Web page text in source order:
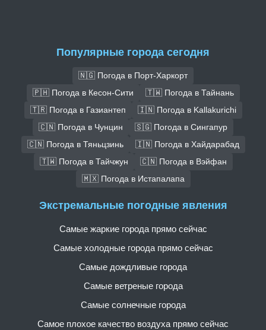
Популярные города сегодня
🇳🇬 Погода в Порт-Харкорт
🇵🇭 Погода в Кесон-Сити
🇹🇼 Погода в Тайнань
🇹🇷 Погода в Газиантеп
🇮🇳 Погода в Kallakurichi
🇨🇳 Погода в Чунцин
🇸🇬 Погода в Сингапур
🇨🇳 Погода в Тяньцзинь
🇮🇳 Погода в Хайдарабад
🇹🇼 Погода в Тайчжун
🇨🇳 Погода в Вэйфан
🇲🇽 Погода в Истапалапа
Экстремальные погодные явления
Самые жаркие города прямо сейчас
Самые холодные города прямо сейчас
Самые дождливые города
Самые ветреные города
Самые солнечные города
Самое плохое качество воздуха прямо сейчас